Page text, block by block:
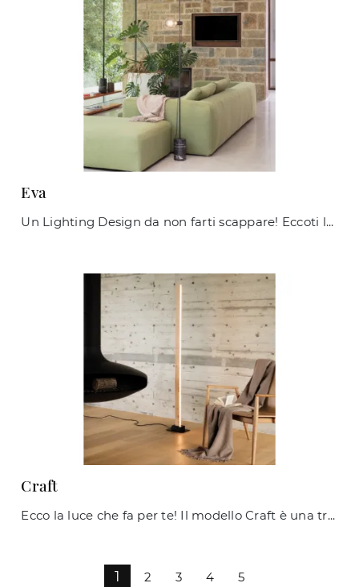
Eva
Un Lighting Design da non farti scappare! Eccoti la lampada da terra Eva di Ideal Lux.
Craft
Ecco la luce che fa per te! Il modello Craft è una tra le nostre lampade da terra di Ideal Lux.
1 2 3 4 5